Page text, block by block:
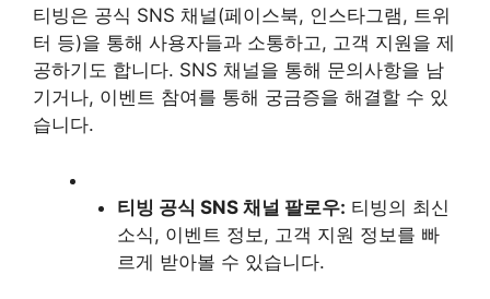
티빙은 공식 SNS 채널(페이스북, 인스타그램, 트위
터 등)을 통해 사용자들과 소통하고, 고객 지원을 제
공하기도 합니다. SNS 채널을 통해 문의사항을 남
기거나, 이벤트 참여를 통해 궁금증을 해결할 수 있
습니다.
티빙 공식 SNS 채널 팔로우: 티빙의 최신
소식, 이벤트 정보, 고객 지원 정보를 빠
르게 받아볼 수 있습니다.